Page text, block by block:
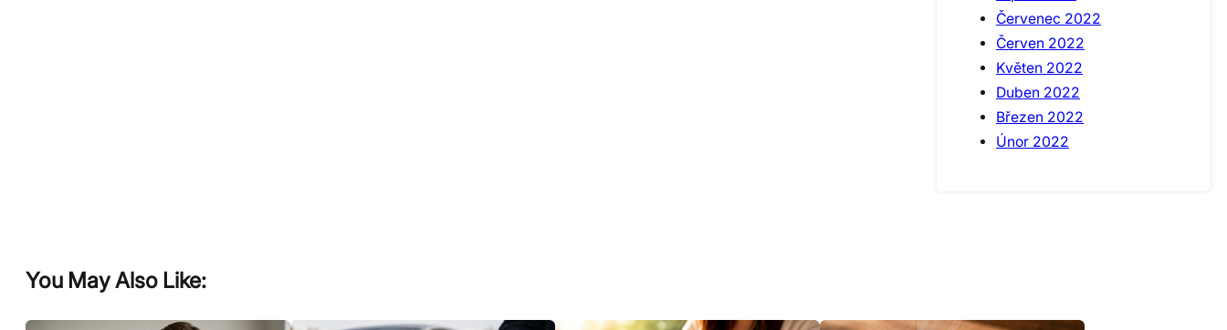
Červenec 2022
Červen 2022
Květen 2022
Duben 2022
Březen 2022
Únor 2022
You May Also Like: